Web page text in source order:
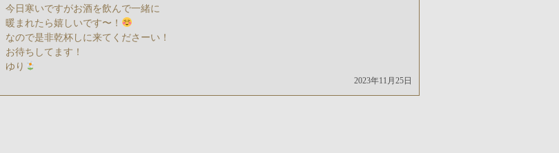
今日寒いですがお酒を飲んで一緒に
暖まれたら嬉しいです〜！
なので是非乾杯しに来てくださーい！
お待ちしてます！
ゆり
2023年11月25日